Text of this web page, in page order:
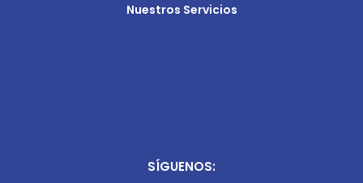
Nuestros Servicios
SÍGUENOS: